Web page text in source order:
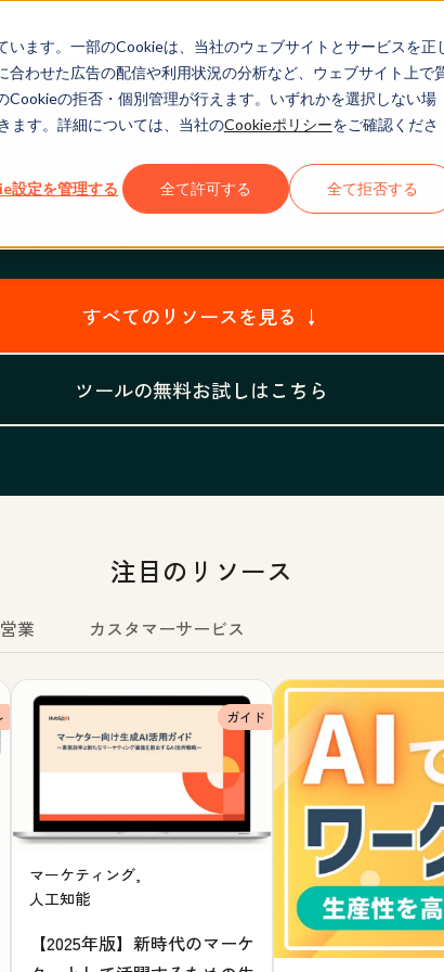
ます。一部のCookieは、当社のウェブサイトとサービスを正
わせた広告の配信や利用状況の分析など、ウェブサイト上で
の拒否・個別管理が行えます。いずれかを選択しない場
ます。詳細については、当社のCookieポリシーをご確認くださ
設定を管理する 全て許可する 全て拒否する
ウハウ無料ダウンロ
HubSpotの無料のお役立ち資料や製品を活用して、
すべてのリソースを見る ↓
ツールの無料お試しはこちら
注目のリソース
営業 カスタマーサービス
ガイド
マーケティング,
人工知能
【2025年版】新時代のマーケ